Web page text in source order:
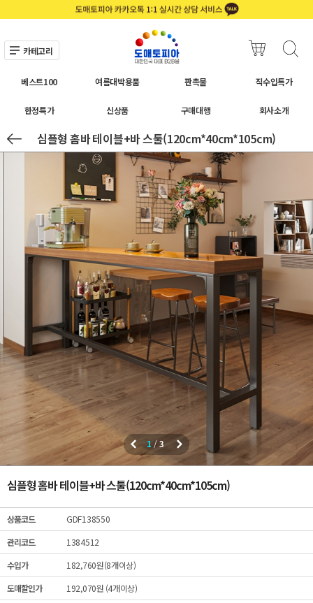
카테고리
베스트100 여름대박용품 판촉물 직수입특가
한정특가 신상품 구매대행 회사소개
심플형 홈바 테이블+바 스툴(120cm*40cm*105cm)
1 /3
심플형 홈바 테이블+바 스툴(120cm*40cm*105cm)
상품코드
GDF138550
관리코드
1384512
수입가
182,760원(8개이상)
도매할인가
192,070원 (4개이상)